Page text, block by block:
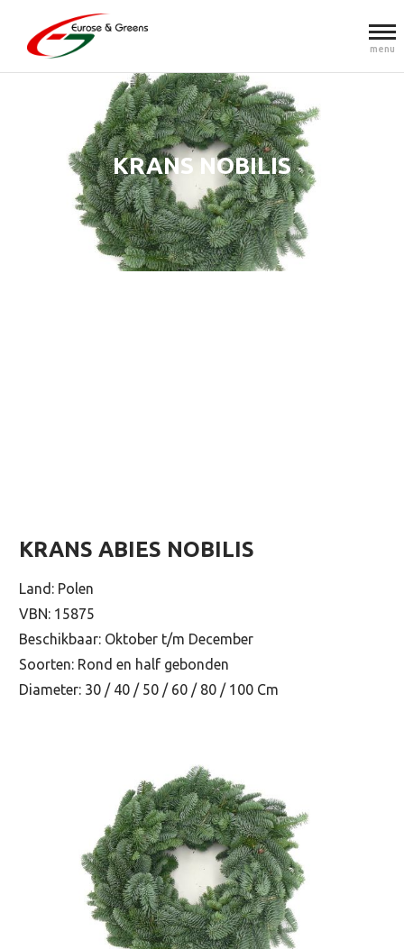
menu
KRANS NOBILIS
KRANS ABIES NOBILIS
Land: Polen
VBN: 15875
Beschikbaar: Oktober t/m December
Soorten: Rond en half gebonden
Diameter: 30 / 40 / 50 / 60 / 80 / 100 Cm